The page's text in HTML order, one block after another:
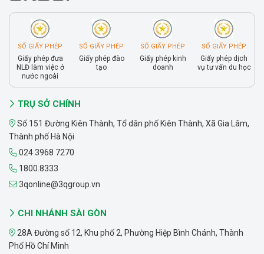
SỐ GIẤY PHÉP
Giấy phép đưa
NLĐ làm việc ở
nước ngoài
SỐ GIẤY PHÉP
Giấy phép đào
tạo
SỐ GIẤY PHÉP
Giấy phép kinh
doanh
SỐ GIẤY PHÉP
Giấy phép dịch
vụ tư vấn du học
TRỤ SỞ CHÍNH
Số 151 Đường Kiên Thành, Tổ dân phố Kiên Thành, Xã Gia Lâm,
Thành phố Hà Nội
024 3968 7270
1800.8333
3qonline@3qgroup.vn
CHI NHÁNH SÀI GÒN
28A Đường số 12, Khu phố 2, Phường Hiệp Bình Chánh, Thành
Phố Hồ Chí Minh